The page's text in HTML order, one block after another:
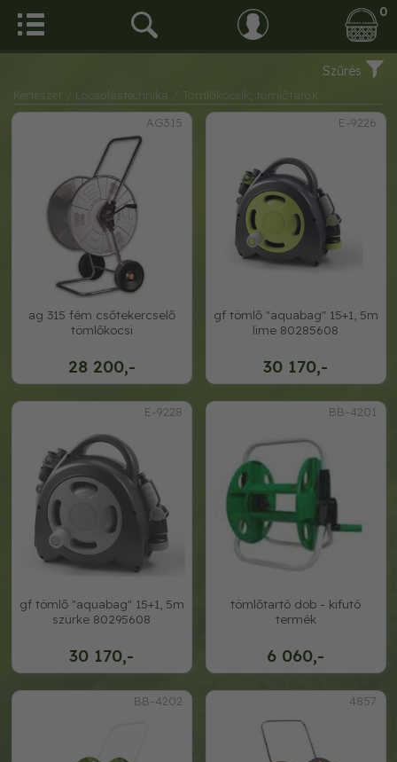
0
Szűrés
Kertészet / Locsolástechnika
/ Tömlőkocsik, tömlőtarók
AG315
28 200,-
ag 315 fém csőtekercselő
tömlőkocsi
E-9226
30 170,-
gf tömlő "aquabag" 15+1, 5m
lime 80285608
E-9228
30 170,-
gf tömlő "aquabag" 15+1, 5m
szürke 80295608
BB-4201
6 060,-
tömlőtartó dob - kifutó
termék
BB-4202 4857